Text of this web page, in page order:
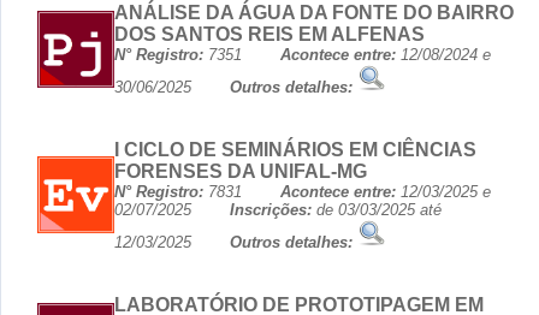
ANÁLISE DA ÁGUA DA FONTE DO BAIRRO
DOS SANTOS REIS EM ALFENAS
N° Registro: 7351 Acontece entre: 12/08/2024 e
30/06/2025 Outros detalhes:
I CICLO DE SEMINÁRIOS EM CIÊNCIAS
FORENSES DA UNIFAL-MG
N° Registro: 7831 Acontece entre: 12/03/2025 e
02/07/2025 Inscrições: de 03/03/2025 até
12/03/2025 Outros detalhes:
LABORATÓRIO DE PROTOTIPAGEM EM